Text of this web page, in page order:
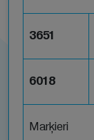
3651
6018
Marķieri